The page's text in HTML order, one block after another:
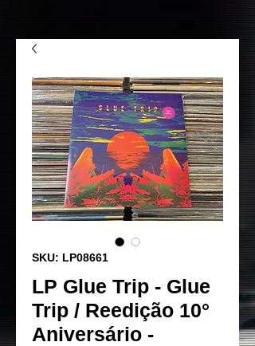
SKU: LP08661
LP Glue Trip - Glue
Trip / Reedição 10°
Aniversário -